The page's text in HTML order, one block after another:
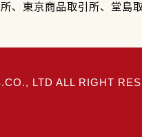
、東京商品取引所、堂島
LTD ALL RIGHT